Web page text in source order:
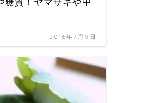
糖質！ヤマザキや中
2016年7月9日